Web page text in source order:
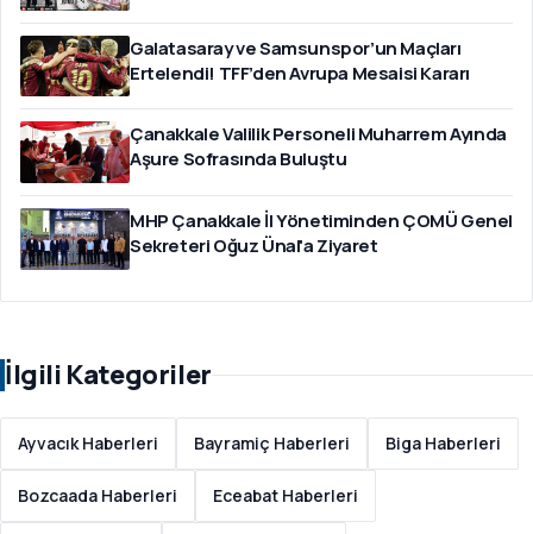
Galatasaray ve Samsunspor’un Maçları
Ertelendi! TFF’den Avrupa Mesaisi Kararı
Çanakkale Valilik Personeli Muharrem Ayında
Aşure Sofrasında Buluştu
MHP Çanakkale İl Yönetiminden ÇOMÜ Genel
Sekreteri Oğuz Ünal'a Ziyaret
İlgili Kategoriler
Ayvacık Haberleri Bayramiç Haberleri Biga Haberleri
Bozcaada Haberleri Eceabat Haberleri